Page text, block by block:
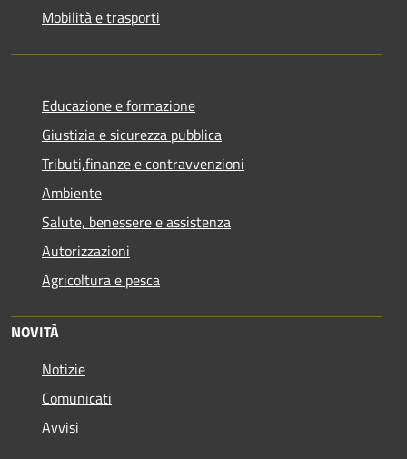
Mobilità e trasporti
Educazione e formazione
Giustizia e sicurezza pubblica
Tributi,finanze e contravvenzioni
Ambiente
Salute, benessere e assistenza
Autorizzazioni
Agricoltura e pesca
NOVITÀ
Notizie
Comunicati
Avvisi